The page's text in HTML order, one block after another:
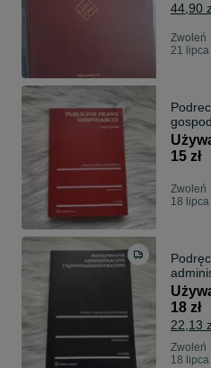
44,90
Zwoleń
21 lipca
15 zł
Zwoleń
18
18 zł
22,13
Zwoleń
18